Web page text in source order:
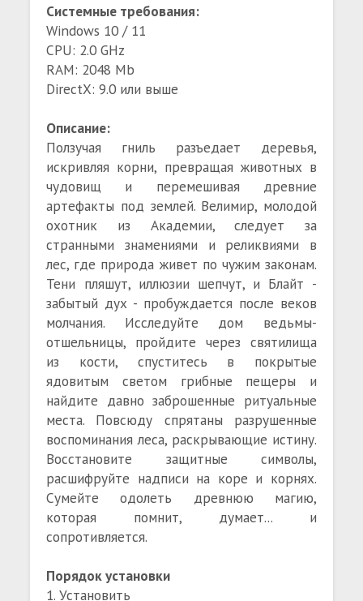
Системные требования:
Windows 10 / 11
CPU: 2.0 GHz
RAM: 2048 Mb
DirectX: 9.0 или выше
Описание:
Ползучая гниль разъедает деревья,
искривляя корни, превращая животных в
чудовищ и перемешивая древние
артефакты под землей. Велимир, молодой
охотник из Академии, следует за
странными знамениями и реликвиями в
лес, где природа живет по чужим законам.
Тени пляшут, иллюзии шепчут, и Блайт -
забытый дух - пробуждается после веков
молчания. Исследуйте дом ведьмы-
отшельницы, пройдите через святилища
из кости, спуститесь в покрытые
ядовитым светом грибные пещеры и
найдите давно заброшенные ритуальные
места. Повсюду спрятаны разрушенные
воспоминания леса, раскрывающие истину.
Восстановите защитные символы,
расшифруйте надписи на коре и корнях.
Сумейте одолеть древнюю магию,
которая помнит, думает... и
сопротивляется.
Порядок установки
1. Установить